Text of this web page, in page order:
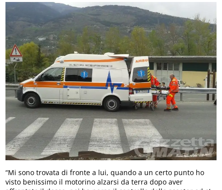
“Mi sono trovata di fronte a lui, quando a un certo punto ho
visto benissimo il motorino alzarsi da terra dopo aver